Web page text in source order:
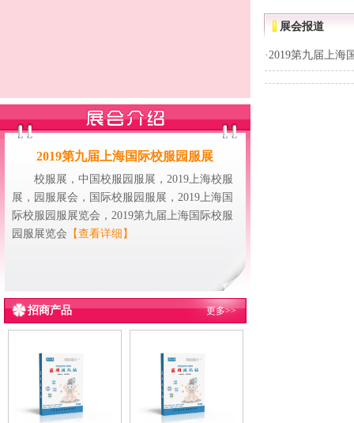
2019第九届上海国际校服园服展
校服展，中国校服园服展，2019上海校服
展，园服展会，国际校服园服展，2019上海国
际校服园服展览会，2019第九届上海国际校服
园服展览会 【查看详细】
招商产品 更多>>
展会报道
·2019第九届上海